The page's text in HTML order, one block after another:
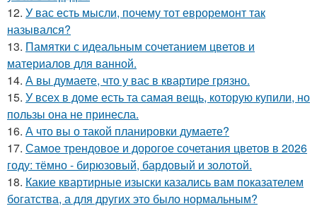
12. У вас есть мысли, почему тот евроремонт так
назывался?
13. Памятки с идеальным сочетанием цветов и
материалов для ванной.
14. А вы думаете, что у вас в квартире грязно.
15. У всех в доме есть та самая вещь, которую купили, но
пользы она не принесла.
16. А что вы о такой планировки думаете?
17. Самое трендовое и дорогое сочетания цветов в 2026
году: тёмно - бирюзовый, бардовый и золотой.
18. Какие квартирные изыски казались вам показателем
богатства, а для других это было нормальным?